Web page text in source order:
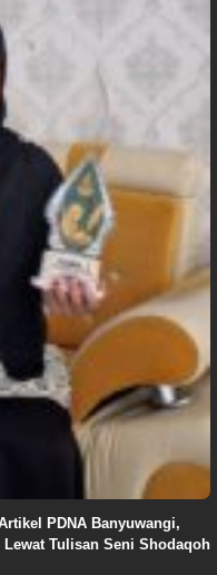
PDNA Banyuwangi,
Tulisan Seni Shodaqoh